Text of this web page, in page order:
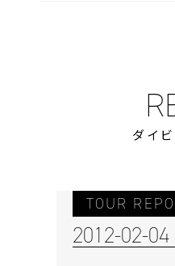
ダイ
TOUR
2012-02-